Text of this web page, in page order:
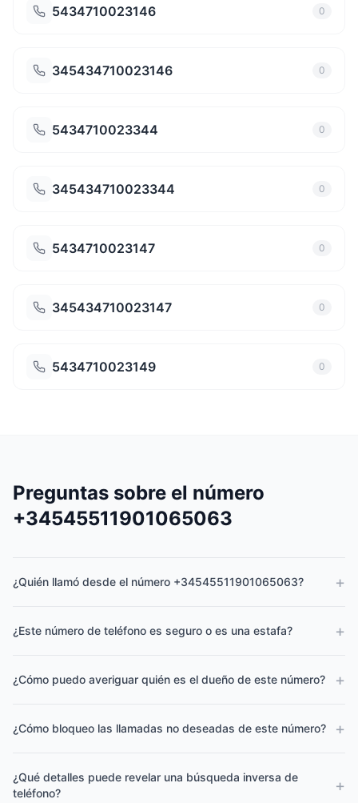
5434710023146 0
345434710023146 0
5434710023344 0
345434710023344 0
5434710023147 0
345434710023147 0
5434710023149 0
Preguntas sobre el número
+34545511901065063
¿Quién llamó desde el número +34545511901065063? +
¿Este número de teléfono es seguro o es una estafa? +
¿Cómo puedo averiguar quién es el dueño de este número? +
¿Cómo bloqueo las llamadas no deseadas de este número? +
¿Qué detalles puede revelar una búsqueda inversa de
teléfono?
+